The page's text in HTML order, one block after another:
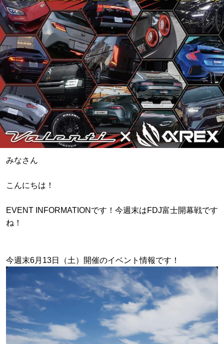
みなさん
こんにちは！
EVENT INFORMATIONです！今週末はFDJ富士開幕戦です
ね！
今週末6月13日（土）開催のイベント情報です！